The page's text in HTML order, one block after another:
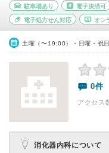
駐車場あり 電子決済可
電子処方せん対応 オン
土曜（〜19:00）・日曜・祝日
0件
アクセス
消化器内科について